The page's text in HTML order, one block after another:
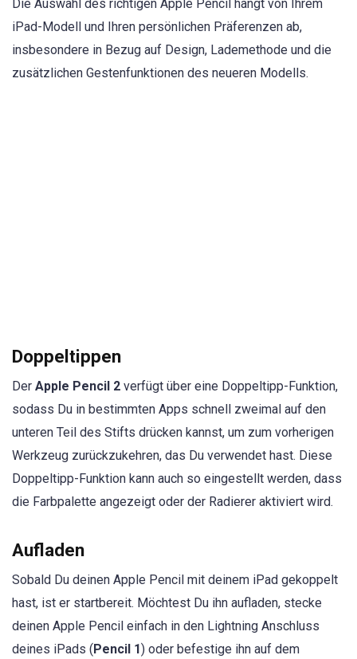
Die Auswahl des richtigen Apple Pencil hängt von Ihrem
iPad-Modell und Ihren persönlichen Präferenzen ab,
insbesondere in Bezug auf Design, Lademethode und die
zusätzlichen Gestenfunktionen des neueren Modells.
Doppeltippen
Der Apple Pencil 2 verfügt über eine Doppeltipp-Funktion,
sodass Du in bestimmten Apps schnell zweimal auf den
unteren Teil des Stifts drücken kannst, um zum vorherigen
Werkzeug zurückzukehren, das Du verwendet hast. Diese
Doppeltipp-Funktion kann auch so eingestellt werden, dass
die Farbpalette angezeigt oder der Radierer aktiviert wird.
Aufladen
Sobald Du deinen Apple Pencil mit deinem iPad gekoppelt
hast, ist er startbereit. Möchtest Du ihn aufladen, stecke
deinen Apple Pencil einfach in den Lightning Anschluss
deines iPads (Pencil 1) oder befestige ihn auf dem